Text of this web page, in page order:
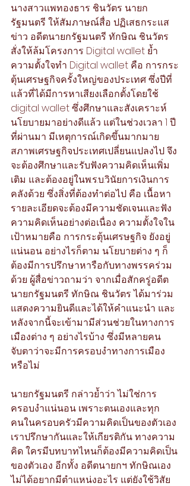
นางสาวแพทองธาร ชินวัตร นายก
รัฐมนตรี ให้สัมภาษณ์สื่อ ปฏิเสธกระแส
ข่าว อดีตนายกรัฐมนตรี ทักษิณ ชินวัตร
สั่งให้ล้มโครงการ Digital wallet ย้ำ
ความตั้งใจทำ Digital wallet คือ การกระ
ตุ้นเศรษฐกิจครั้งใหญ่ของประเทศ ซึ่งปีที่
แล้วที่ได้มีการหาเสียงเลือกตั้งโดยใช้
digital wallet ซึ่งศึกษาและสังเคราะห์
นโยบายมาอย่างดีแล้ว แต่ในช่วงเวลา 1 ปี
ที่ผ่านมา มีเหตุการณ์เกิดขึ้นมากมาย
สภาพเศรษฐกิจประเทศเปลี่ยนแปลงไป จึง
จะต้องศึกษาและรับฟังความคิดเห็นเพิ่ม
เติม และต้องอยู่ในพ.ร.บ.วินัยการเงินการ
คลังด้วย ซึ่งสิ่งที่ต้องทำต่อไป คือ เนื้อหา
รายละเอียดจะต้องมีความชัดเจนและฟัง
ความคิดเห็นอย่างต่อเนื่อง ความตั้งใจใน
เป้าหมายคือ การกระตุ้นเศรษฐกิจ ยังอยู่
แน่นอน อย่างไรก็ตาม นโยบายต่าง ๆ ก็
ต้องมีการปรึกษาหารือกับทางพรรคร่วม
ด้วย ผู้สื่อข่าวถามว่า จากเมื่อสักครู่อดีต
นายกรัฐมนตรี ทักษิณ ชินวัตร ได้มาร่วม
แสดงความยินดีและได้ให้คำแนะนำ และ
หลังจากนี้จะเข้ามามีส่วนช่วยในทางการ
เมืองต่าง ๆ อย่างไรบ้าง ซึ่งมีหลายคน
จับตาว่าจะมีการครอบงำทางการเมือง
หรือไม่
นายกรัฐมนตรี กล่าวย้ำว่า ไม่ใช่การ
ครอบงำแน่นอน เพราะตนเองและทุก
คนในครอบครัวมีความคิดเป็นของตัวเอง
เราปรึกษากันและให้เกียรติกัน ทางความ
คิด ใครมีบทบาทไหนก็ต้องมีความคิดเป็น
ของตัวเอง อีกทั้ง อดีตนายกฯ ทักษิณเอง
ไม่ได้อยากมีตำแหน่งอะไร แต่ยังใช้วิสัย